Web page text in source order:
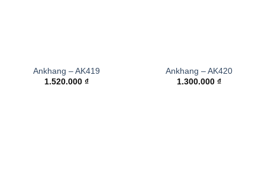
Ankhang – AK419
1.520.000 ₫
Ankhang – AK420
1.300.000 ₫